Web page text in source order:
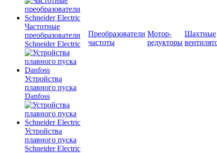
Частотные
преобразователи
Schneider Electric
Устройства
плавного пуска
Danfoss
Устройства
плавного пуска
Schneider Electric
Преобразователи
частоты
Мотор-
редукторы
Шахтные